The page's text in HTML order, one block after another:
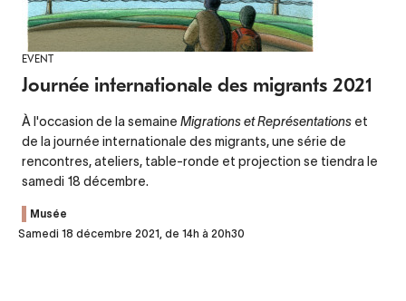
EVENT
Journée internationale des migrants 2021
À l'occasion de la semaine Migrations et Représentations et
de la journée internationale des migrants, une série de
rencontres, ateliers, table-ronde et projection se tiendra le
samedi 18 décembre.
Musée
Samedi 18 décembre 2021, de 14h à 20h30